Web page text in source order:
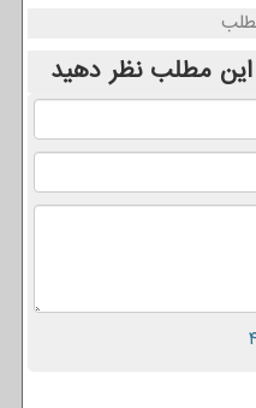
این مطلب نظر دهید